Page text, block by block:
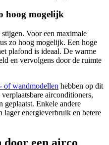
hoog mogelijk
Voor een maximale
zo hoog mogelijk. Een hoge
plafond is ideaal. De warme
en vervolgens door de ruimte
of wandmodellen hebben op dit
airconditioners,
geplaatst. Enkele andere
lager energieverbruik en betere